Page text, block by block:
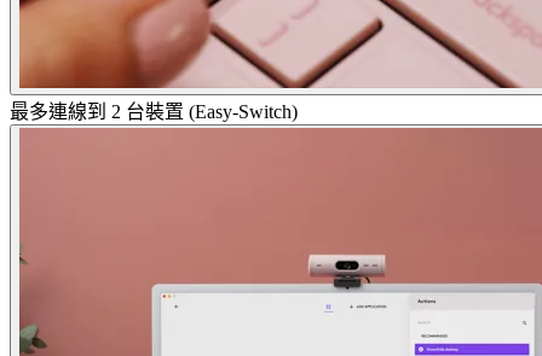
最多連線到 2 台裝置 (Easy-Switch)